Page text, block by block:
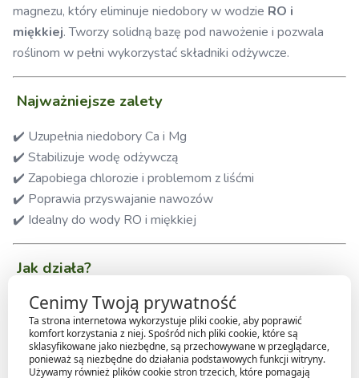
magnezu, który eliminuje niedobory w wodzie RO i
miękkiej. Tworzy solidną bazę pod nawożenie i pozwala
roślinom w pełni wykorzystać składniki odżywcze.
Najważniejsze zalety
✔️ Uzupełnia niedobory Ca i Mg
✔️ Stabilizuje wodę odżywczą
✔️ Zapobiega chlorozie i problemom z liśćmi
✔️ Poprawia przyswajanie nawozów
✔️ Idealny do wody RO i miękkiej
Jak działa?
Wapń (Ca)
wzmacnia ściany komórkowe
poprawia strukturę roślin
Cenimy Twoją prywatność
Ta strona internetowa wykorzystuje pliki cookie, aby poprawić
komfort korzystania z niej. Spośród nich pliki cookie, które są
sklasyfikowane jako niezbędne, są przechowywane w przeglądarce,
ponieważ są niezbędne do działania podstawowych funkcji witryny.
Używamy również plików cookie stron trzecich, które pomagają